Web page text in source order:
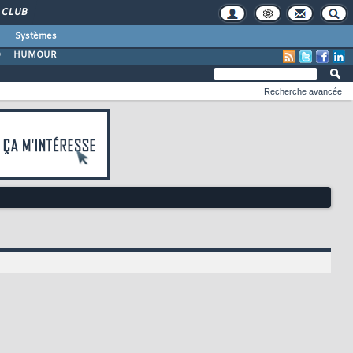
CLUB
Systèmes
HUMOUR
Recherche avancée